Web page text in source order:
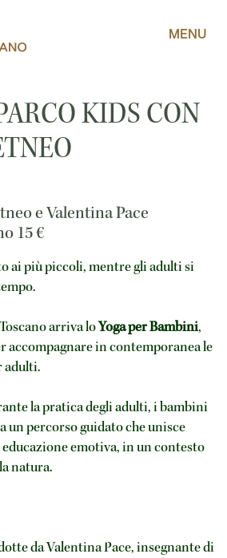
MENU
KIDS CON
e Valentina Pace
15€
ai più piccoli, mentre gli adulti si
arriva loYoga per Bambini,
accompagnare in contemporanea le
adulti.
la pratica degli adulti, i bambini
un percorso guidato che unisce
emotiva, in un contesto
natura.
da Valentina Pace, insegnante di